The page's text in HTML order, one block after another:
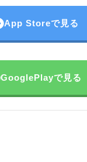
App Storeで見る
GooglePlayで見る